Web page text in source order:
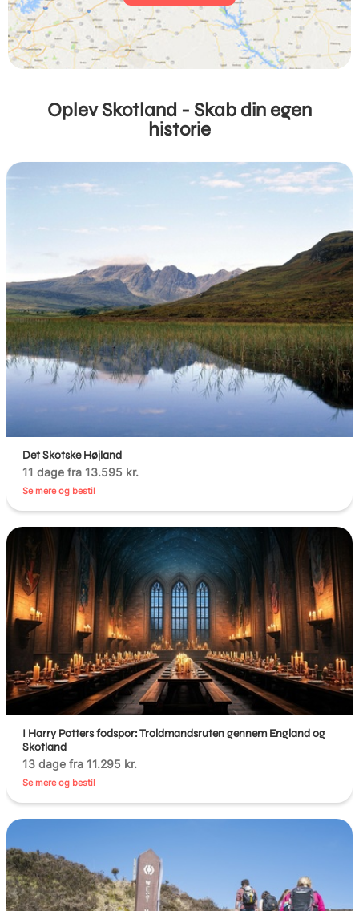
Oplev Skotland - Skab din egen
historie
Det Skotske Højland
11 dage fra 13.595 kr.
Se mere og bestil
I Harry Potters fodspor: Troldmandsruten gennem England og
Skotland
13 dage fra 11.295 kr.
Se mere og bestil